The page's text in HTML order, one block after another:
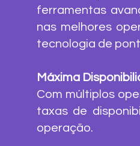
ferramentas
nas melhores
tecnologia de
Máxima
Com múltiplos
taxas de
operação.